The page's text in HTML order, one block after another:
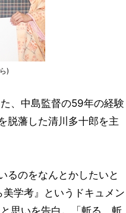
)
、中島監督の59年の経験
脱藩した清川多十郎を主
るのをなんとかしたいと
学考』というドキュメン
思いを告白。「斬る、斬